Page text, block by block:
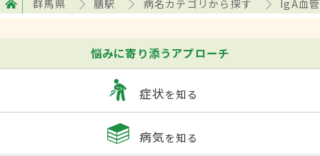
群馬県 膳駅 病名カテゴリから探す IgA血
悩みに寄り添うアプローチ
症状を知る
病気を知る